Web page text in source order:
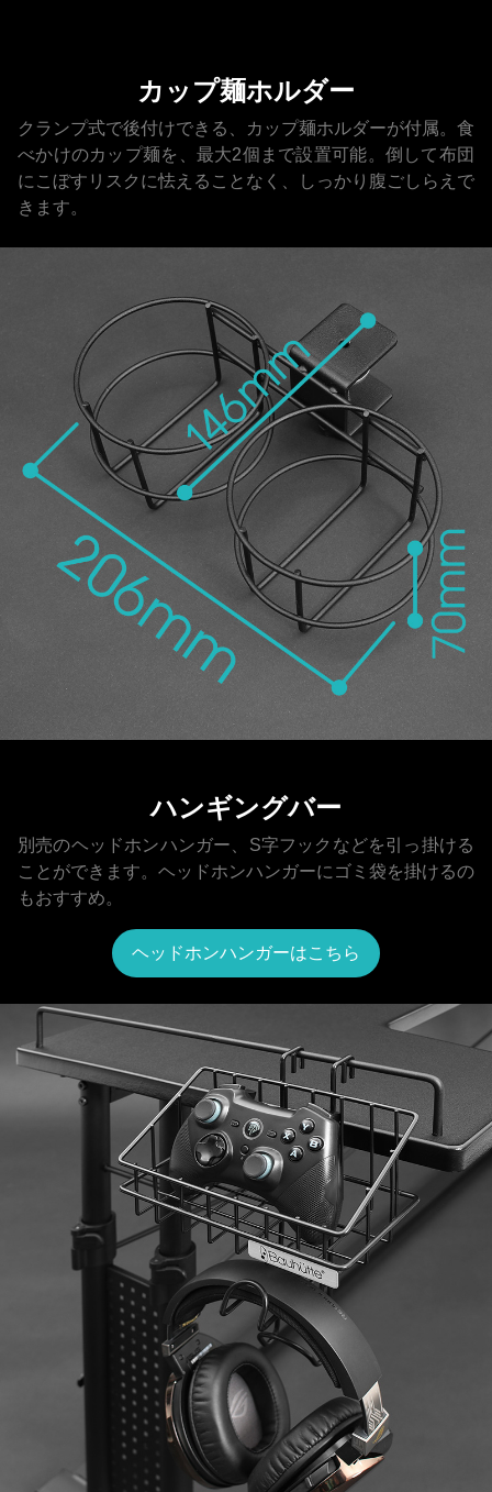
カップ麺ホルダー
クランプ式で後付けできる、カップ麺ホルダーが付属。食
べかけのカップ麺を、最大2個まで設置可能。倒して布団
にこぼすリスクに怯えることなく、しっかり腹ごしらえで
きます。
ハンギングバー
別売のヘッドホンハンガー、S字フックなどを引っ掛ける
ことができます。ヘッドホンハンガーにゴミ袋を掛けるの
もおすすめ。
ヘッドホンハンガーはこちら